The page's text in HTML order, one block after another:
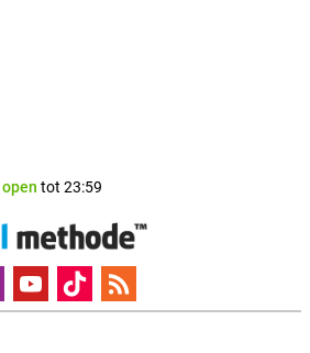
open tot 23:59